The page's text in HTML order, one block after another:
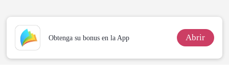
Obtenga su bonus en la App Abrir